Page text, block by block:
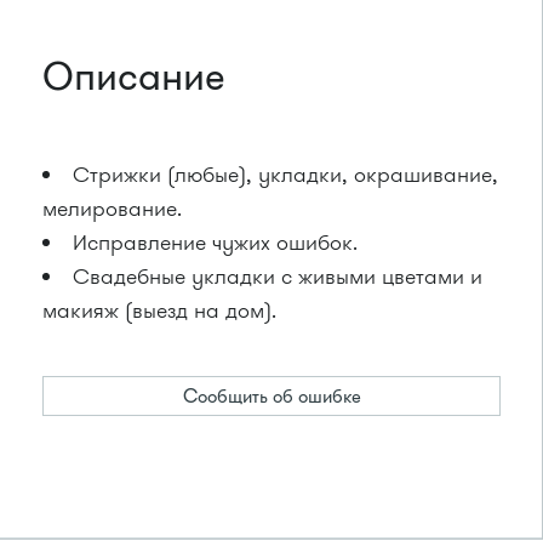
Описание
Стрижки (любые), укладки, окрашивание,
мелирование.
Исправление чужих ошибок.
Свадебные укладки с живыми цветами и
макияж (выезд на дом).
Сообщить об ошибке